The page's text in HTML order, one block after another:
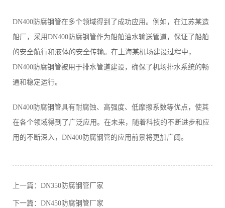
DN400防腐钢管在多个领域得到了成功应用。例如，在江苏某造
船厂，采用DN400防腐钢管作为船舶油水输送管道，保证了船舶
的安全航行和液体的安全传输。在上海某机场建设过程中，
DN400防腐钢管被用于排水管道建设，确保了机场排水系统的畅
通和稳定运行。
DN400防腐钢管具有耐腐蚀、高强度、低摩擦系数等优点，使其
在各个领域得到了广泛应用。在未来，随着科技的不断进步和应
用的不断深入，DN400防腐钢管的应用前景将更加广阔。
上一篇： DN350防腐钢管厂家
下一篇： DN450防腐钢管厂家